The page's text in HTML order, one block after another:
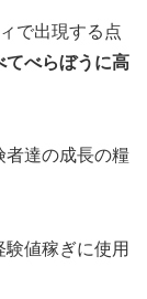
で出現する点
てべらぼうに高
者達の成長の糧
値稼ぎに使用